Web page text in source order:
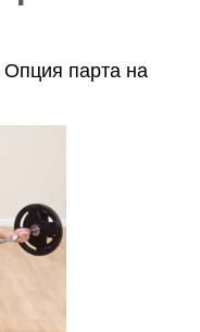
Опция парта на